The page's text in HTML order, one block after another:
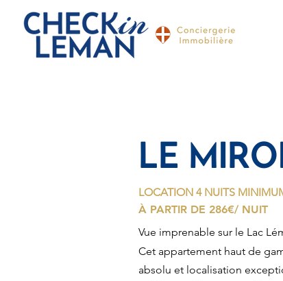
LE
LOCATION 4 NUITS
À PARTIR DE 286€/ NUIT
Vue imprenable sur le Lac
Cet appartement haut de
absolu et localisation